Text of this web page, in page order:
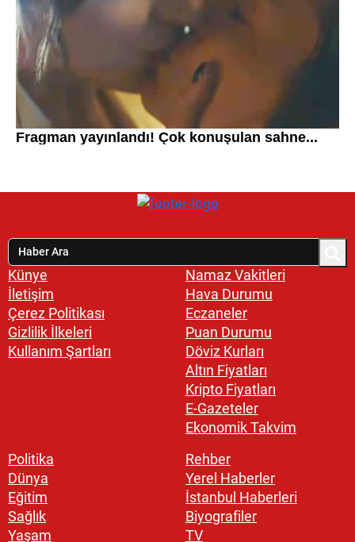
Künye
İletişim
Çerez Politikası
Gizlilik İlkeleri
Kullanım Şartları
Namaz Vakitleri
Hava Durumu
Eczaneler
Puan Durumu
Döviz Kurları
Altın Fiyatları
Kripto Fiyatları
E-Gazeteler
Ekonomik Takvim
Politika
Dünya
Eğitim
Sağlık
Yaşam
Rehber
Yerel Haberler
İstanbul Haberleri
Biyografiler
TV